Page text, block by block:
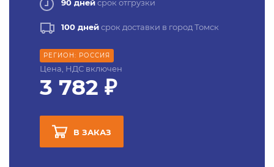
90 днейсрок отгрузки
100 днейсрок доставки в город Томск
РЕГИОН: РОССИЯ
Цена, НДС включен
3 782 ₽
В ЗАКАЗ